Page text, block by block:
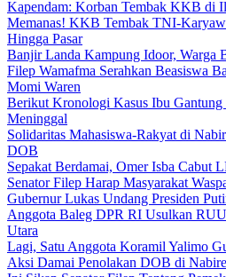
Kapendam: Korban Tembak KKB di
Memanas! KKB Tembak TNI-
Hingga Pasar
Banjir Landa Kampung Idoor, Warga
Filep Wamafma Serahkan Beasiswa
Momi Waren
Berikut Kronologi Kasus Ibu
Meninggal
Solidaritas Mahasiswa-Rakyat di
DOB
Sepakat Berdamai, Omer Isba Cabut
Senator Filep Harap Masyarakat
Gubernur Lukas Undang Presiden
Anggota Baleg DPR RI Usulkan
Utara
Lagi, Satu Anggota Koramil Yalimo
Aksi Damai Penolakan DOB di